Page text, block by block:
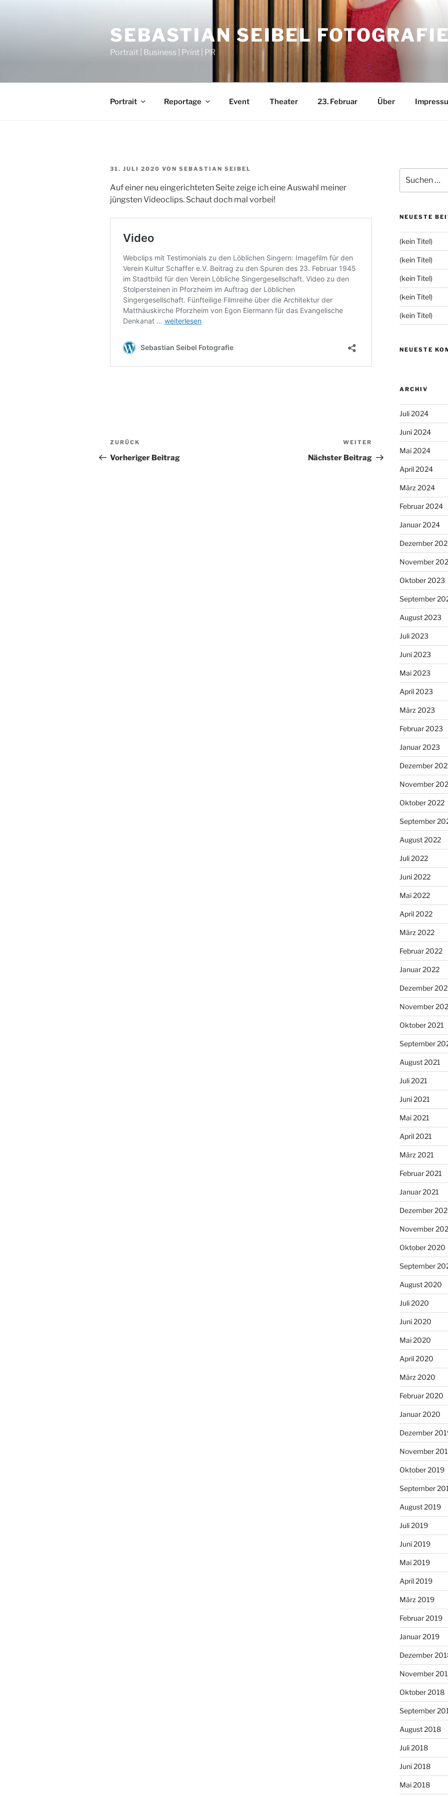
SEBASTIAN SEIBEL FOTOGRAFIE
Portrait | Business | Print | PR
Portrait Reportage Event Theater 23. Februar Über
VERÖFFENTLICHT
31. JULI 2020 VON SEBASTIAN SEIBEL
Auf einer neu eingerichteten Seite zeige ich eine Auswahl meiner
jüngsten Videoclips. Schaut doch mal vorbei!
Beitragsnavigation
Vorheriger
Beitrag
ZURÜCK
Vorheriger Beitrag
Nächster
Beitrag
WEITER
Nächster Beitrag
nach:
NEUESTE
(kein Titel)
(kein Titel)
(kein Titel)
(kein Titel)
(kein Titel)
NEUESTE
ARCHIV
Juli 2024
Juni 2024
Mai 2024
April 2024
März 2024
Februar 2024
Januar 2024
Dezember
November
Oktober 2023
September
August 2023
Juli 2023
Juni 2023
Mai 2023
April 2023
März 2023
Februar 2023
Januar 2023
Dezember
November
Oktober 2022
September
August 2022
Juli 2022
Juni 2022
Mai 2022
April 2022
März 2022
Februar 2022
Januar 2022
Dezember
November
Oktober 2021
September
August 2021
Juli 2021
Juni 2021
Mai 2021
April 2021
März 2021
Februar 2021
Januar 2021
Dezember
November
Oktober 2020
September
August 2020
Juli 2020
Juni 2020
Mai 2020
April 2020
März 2020
Februar 2020
Januar 2020
Dezember
November
Oktober 2019
September
August 2019
Juli 2019
Juni 2019
Mai 2019
April 2019
März 2019
Februar 2019
Januar 2019
Dezember
November
Oktober 2018
September
August 2018
Juli 2018
Juni 2018
Mai 2018